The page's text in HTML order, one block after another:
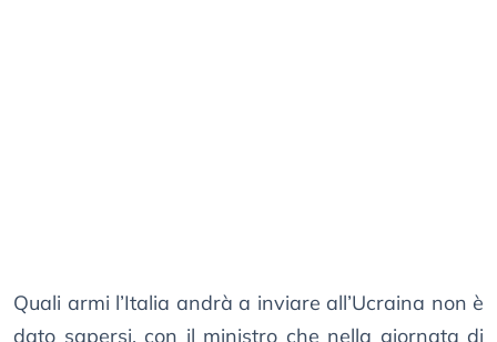
Quali armi l’Italia andrà a inviare all’Ucraina non è
dato sapersi, con il ministro che nella giornata di